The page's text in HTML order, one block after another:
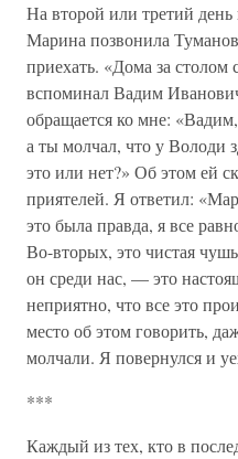
На второй или третий
Марина позвонила
приехать. «Дома за столом
вспоминал Вадим
обращается ко мне:
а ты молчал, что у Володи
это или нет?» Об этом ей
приятелей. Я ответил:
это была правда, я все
Во-вторых, это чистая
он среди нас, — это
неприятно, что все это
место об этом говорить,
молчали. Я повернулся и
***
Каждый из тех, кто в